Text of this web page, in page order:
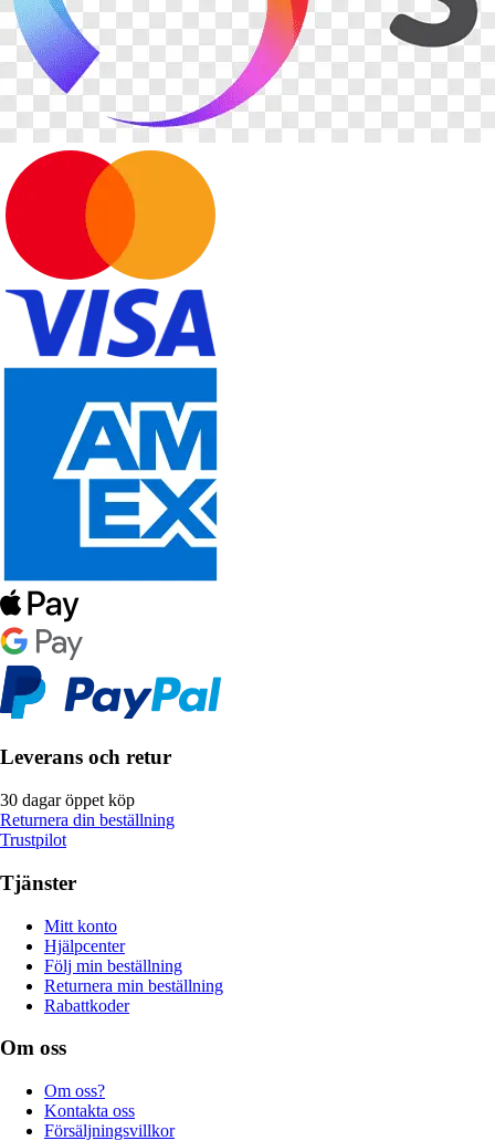
Leverans och retur
30 dagar öppet köp
Returnera din beställning
Trustpilot
Tjänster
Mitt konto
Hjälpcenter
Följ min beställning
Returnera min beställning
Rabattkoder
Om oss
Om oss?
Kontakta oss
Försäljningsvillkor